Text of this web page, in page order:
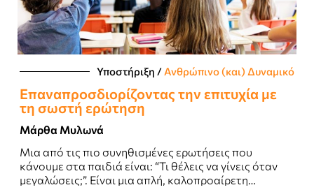
Υποστήριξη / Ανθρώπινο (και) Δυναμικό
Επαναπροσδιορίζοντας την επιτυχία με
τη σωστή ερώτηση
Μάρθα Μυλωνά
Μια από τις πιο συνηθισμένες ερωτήσεις που
κάνουμε στα παιδιά είναι: “Τι θέλεις να γίνεις όταν
μεγαλώσεις;”. Είναι μια απλή, καλοπροαίρετη